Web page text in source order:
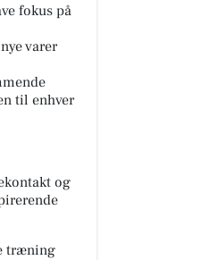
fokus på
varer
til enhver
og
træning